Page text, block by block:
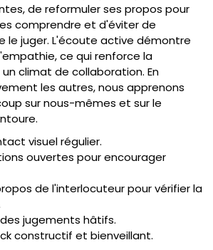
de reformuler ses propos pour
comprendre et d'éviter de
le juger. L'écoute active démontre
ce qui renforce la
climat de collaboration. En
les autres, nous apprenons
sur nous-mêmes et sur le
visuel régulier.
ouvertes pour encourager
de l'interlocuteur pour vérifier la
jugements hâtifs.
constructif et bienveillant.